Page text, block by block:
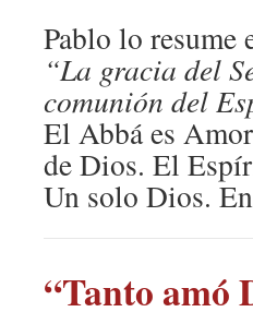
Pablo lo resume
“La gracia del
comunión del
El Abbá es
de Dios. El
Un solo Dios.
“Tanto amó